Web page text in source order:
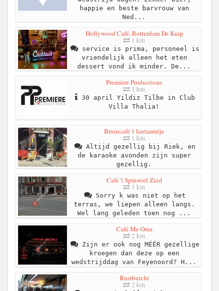
happie en beste barvrouw van
Ned...
Hollywood Café, Rotterdam De Kuip
1 km
service is prima, personeel is
vriendelijk alleen het eten
dessert vond ik minder. De...
Premiere Productions
1 km
30 april Yildiz Tilbe in Club
Villa Thalia!
Bruincafé 't lantaarntje
1 km
Altijd gezellig bij Riek, en
de karaoke avonden zijn super
gezellig.
Café 't Spinwiel Zuid
1 km
Sorry k was niet op het
terras, we liepen alleen langs.
Wel lang geleden toen nog ...
Café Me Oma
2 km
Zijn er ook nog MÉÉR gezellige
kroegen dan deze op een
wedstrijddag van Feyenoord? H...
Rustburcht
2 km